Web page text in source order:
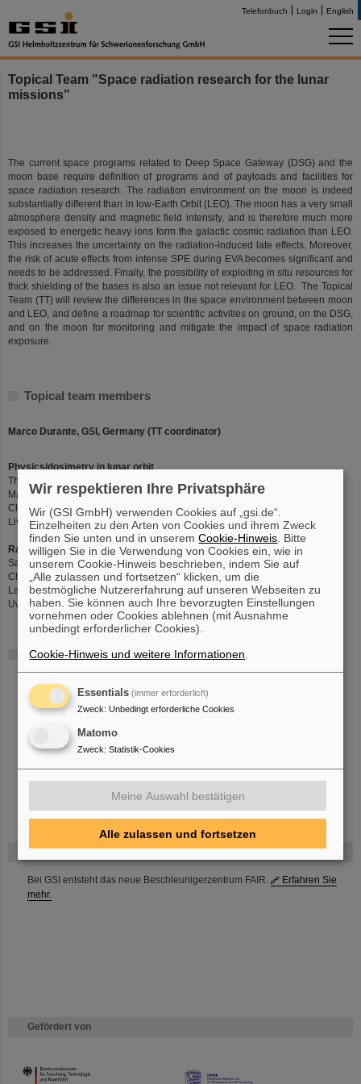
Telefonbuch Login English
FAIR
Bei GSI entsteht das neue Beschleunigerzentrum FAIR.
Erfahren Sie
mehr.
Gefördert von
HMWK
Topical Team "Space radiation research for the lunar
missions"
The current space programs related to Deep Space Gateway (DSG) and the
moon base require definition of programs and of payloads and facilities for
space radiation research. The radiation environment on the moon is indeed
substantially different than in low-Earth Orbit (LEO). The moon has a very small
atmosphere density and magnetic field intensity, and is therefore much more
exposed to energetic heavy ions form the galactic cosmic radiation than LEO.
This increases the uncertainty on the radiation-induced late effects. Moreover,
the risk of acute effects from intense SPE during EVA becomes significant and
needs to be addressed. Finally, the possibility of exploiting in situ resources for
thick shielding of the bases is also an issue not relevant for LEO. The Topical
Team (TT) will review the differences in the space environment between moon
and LEO, and define a roadmap for scientific activities on ground, on the DSG,
and on the moon for monitoring and mitigate the impact of space radiation
exposure.
Topical team members
Marco Durante, GSI, Germany (TT coordinator)
Physics/dosimetry in lunar orbit
Thomas Berger, DLR, Köln, Germany
Martina Giraudo, Thales Alenia Space, Italy
Chiara La Tessa, University of Trento, Italy
Livio Narici, University Tor Vergata, Rome, Italy
Radiobiology
Sarah Baatout, SCK-CEN, Belgium
Christine Hellweg, DLR, Germany
Laure Sabatier, CEA, France
Uwe Schneider, Zurich, Switzerland
Links
TT proposal
Contract
Radiation Roadmap
Wir respektieren Ihre Privatsphäre
Wir (GSI GmbH) verwenden Cookies auf „gsi.de“.
Einzelheiten zu den Arten von Cookies und ihrem Zweck
finden Sie unten und in unseremCookie-Hinweis . Bitte
willigen Sie in die Verwendung von Cookies ein, wie in
unserem Cookie-Hinweis beschrieben, indem Sie auf
„Alle zulassen und fortsetzen“ klicken, um die
bestmögliche Nutzererfahrung auf unseren Webseiten zu
haben. Sie können auch Ihre bevorzugten Einstellungen
vornehmen oder Cookies ablehnen (mit Ausnahme
unbedingt erforderlicher Cookies).
Cookie-Hinweis und weitere Informationen
Essentials (immer erforderlich)
Zweck: Unbedingt erforderliche Cookies
Matomo
Zweck: Statistik-Cookies
Meine Auswahl bestätigen
Alle zulassen und fortsetzen